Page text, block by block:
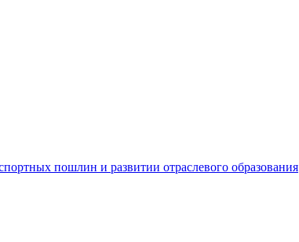
пошлин и развитии отраслевого образования